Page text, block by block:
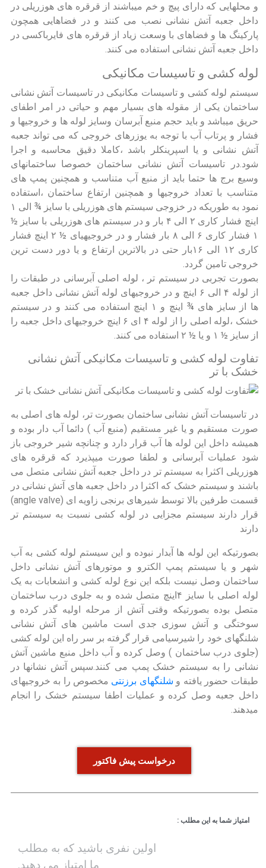
و محلهایی که دارای پیچ و خم میباشند از قرقره های هوزریلی در
داخل جعبه آتش نشانی نصب می کنند و در فضاهایی همچون
پارکینگ ها و فضاهای با وسعت زیاد از قرقره های فایرباکسی در
داخل جعبه آتش نشانی استفاده می کنند.
لوله کشی و تاسیسات مکانیکی
سیستم لوله کشی و تاسیسات مکانیکی در تاسیسات آتش نشانی
ساختمان یکی از مقوله های بسیار مهم و حیاتی در امر اطفای
حریق میباشد و باید حجم منبع آبرسان وسایز لوله ها و خروجیها و
فشار و پرتاب آب با توجه به یوزرهای خروجی که می تواند جعبه
آتش نشانی و یا اسپرینکلر باشد ،کاملا دقیق محاسبه و اجرا
شود.در تاسیسات آتش نشانی ساختمان خصوصا ساختمانهای
وسیع برج ها حتما باید از منبع آب متناسب و همچنین پمپ های
متناسب با تعداد خروجیها و همچنین ارتفاع ساختمان ،استفاده
نمود به طوریکه در خزوجی سیستم های هوزریلی با سایز ¾ الی ۱
اینچ فشار کاری ۲ الی ۴ بار و در سیستم های هوزریلی با سایز ½
۱ فشار کاری ۶ الی ۸ بار فشار و در خروجیهیای ½ ۲ اینچ فشار
کاری ۱۲ الی ۱۶بار حتی در بالاترین ارتفاع و یا دور دست ترین
خروجی تامین گردد.
بصورت تجربی در سیستم تر ، لوله اصلی آبرسانی در طبقات را
از لوله ۴ الی ۶ اینچ و در خروجیهای لوله آتش نشانی داخل جعبه
ها از سایز های ¾ اینچ و ۱ اینچ استفاده می کنند و در سیستم
خشک ،لوله اصلی را از لوله ۴ ای ۶ اینچ خروجیهای داخل جعبه را
از سایز ½ ۱ و یا ½ ۲ استفاده می کنند.
تفاوت لوله کشی و تاسیسات مکانیکی آتش نشانی
خشک با تر
در تاسیسات آتش نشانی ساختمان بصورت تر، لوله های اصلی به
صورت مستقیم و یا غیر مستقیم (منبع آب ) دائما آب دار بوده و
همیشه داخل این لوله ها آب قرار دارد و چنانچه شیر خروجی باز
شود عملیات آبرسانی و لطفا صورت میپذیرد که قرقره های
هوزریلی اکثرا به سیستم تر در داخل جعبه آتش نشانی متصل می
باشند و سیستم خشک که اکثرا در داخل جعبه های آتش نشانی در
قسمت طرفین بالا توسط شیرهای برنجی زاویه ای (angle valve)
قرار دارند سیستم مجزایی در لوله کشی نسبت به سیستم تر
دارند
بصورتیکه این لوله ها آبدار نبوده و این سیستم لوله کشی به آب
شهر و یا سیستم پمپ الکترو و موتورهای آتش نشانی داخل
ساختمان وصل نیست بلکه این نوع لوله کشی و انشعابات به یک
لوله اصلی با سایز ۴اینچ متصل شده و به جلوی درب ساختمان
متصل بوده بصورتیکه وقتی آتش از مرحله اولیه گذر کرده و
سوختگی و آتش سوزی جدی است ماشین های آتش نشانی
شلنگهای خود را شیرسیامی قرار گرفته بر سر راه این لوله کشی
(جلوی درب ساختمان ) وصل کرده و آب داخل منبع ماشین آتش
نشانی را به سیستم خشک پمپ می کنند.سپس آتش نشانها در
طبقات حضور یافته و شلنگهای برزنتی مخصوص را به خروجیهای
داخل جعبه وصل کرده و عملیات اطفا سیستم خشک را انجام
میدهند.
درخواست پیش فاکتور
امتیاز شما به این مطلب :
اولین نفری باشید که به مطلب
ما امتیاز می دهید.